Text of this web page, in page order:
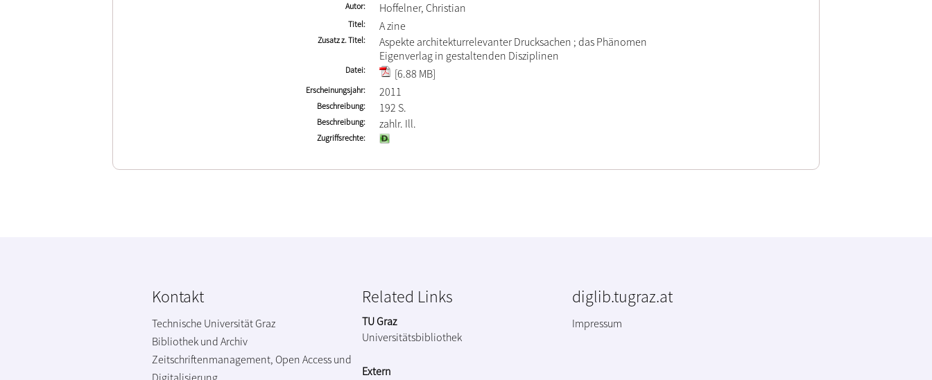
Autor Hoffelner, Christian
Titel A zine
Zusatz z. Titel
Aspekte architekturrelevanter Drucksachen ; das Phänomen
Eigenverlag in gestaltenden Disziplinen
Datei [6.88 MB]
Erscheinungsjahr 2011
Beschreibung 192 S.
Beschreibung zahlr. Ill.
Zugriffsrechte
Kontakt
Technische Universität Graz
Bibliothek und Archiv
Zeitschriftenmanagement, Open Access und
Digitalisierung
Related Links
TU Graz
Universitätsbibliothek
Extern
diglib.tugraz.at
Impressum